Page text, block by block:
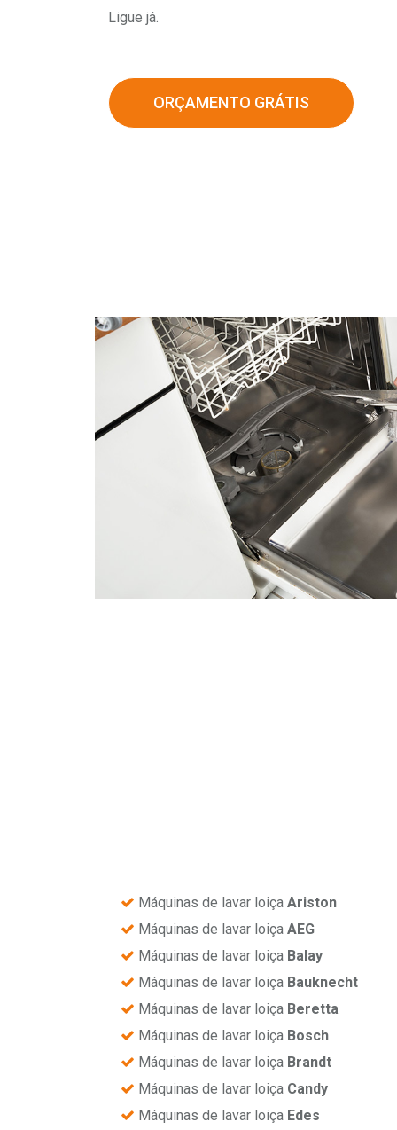
Ligue já.
ORÇAMENTO GRÁTIS
Máquinas de lavar loiçaAriston
Máquinas de lavar loiçaAEG
Máquinas de lavar loiça Balay
Máquinas de lavar loiça Bauknecht
Máquinas de lavar loiça Beretta
Máquinas de lavar loiça Bosch
Máquinas de lavar loiça Brandt
Máquinas de lavar loiça Candy
Máquinas de lavar loiça Edes